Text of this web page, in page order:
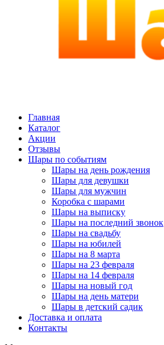
Главная
Каталог
Акции
Отзывы
Шары по событиям
Шары на день рождения
Шары для девушки
Шары для мужчин
Коробка с шарами
Шары на выписку
Шары на последний звонок
Шары на свадьбу
Шары на юбилей
Шары на 8 марта
Шары на 23 февраля
Шары на 14 февраля
Шары на новый год
Шары на день матери
Шары в детский садик
Доставка и оплата
Контакты